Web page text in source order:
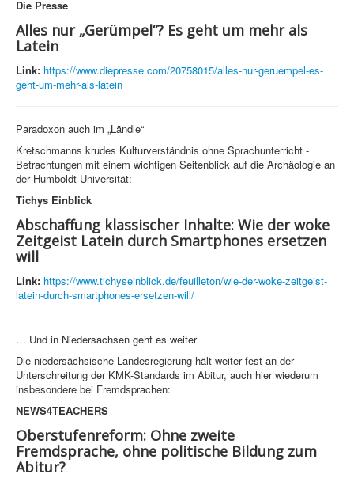
Die Presse
Alles nur „Gerümpel“? Es geht um mehr als
Latein
Link: https://www.diepresse.com/20758015/alles-nur-geruempel-es-
geht-um-mehr-als-latein
Paradoxon auch im „Ländle“
Kretschmanns krudes Kulturverständnis ohne Sprachunterricht -
Betrachtungen mit einem wichtigen Seitenblick auf die Archäologie an
der Humboldt-Universität:
Tichys Einblick
Abschaffung klassischer Inhalte: Wie der woke
Zeitgeist Latein durch Smartphones ersetzen
will
Link: https://www.tichyseinblick.de/feuilleton/wie-der-woke-zeitgeist-
latein-durch-smartphones-ersetzen-will/
… Und in Niedersachsen geht es weiter
Die niedersächsische Landesregierung hält weiter fest an der
Unterschreitung der KMK-Standards im Abitur, auch hier wiederum
insbesondere bei Fremdsprachen:
NEWS4TEACHERS
Oberstufenreform: Ohne zweite
Fremdsprache, ohne politische Bildung zum
Abitur?